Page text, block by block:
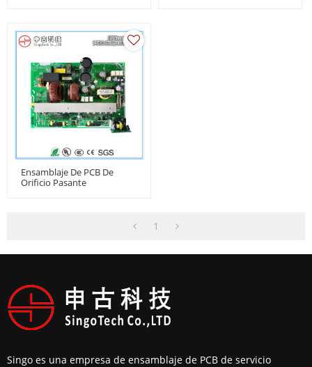
Ensamblaje De PCB De
Orificio Pasante
1
Singo es una empresa de ensamblaje de PCB de servicio